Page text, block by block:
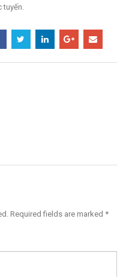
Required fields are marked *